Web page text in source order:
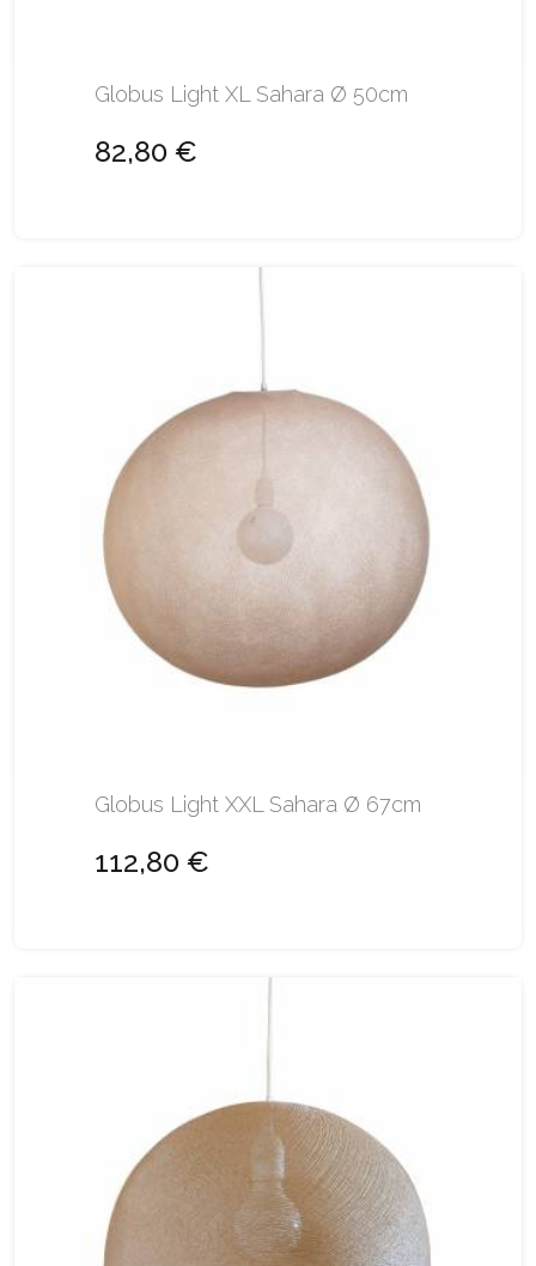
Globus Light XL Sahara Ø 50cm
82,80 €
Globus Light XXL Sahara Ø 67cm
112,80 €